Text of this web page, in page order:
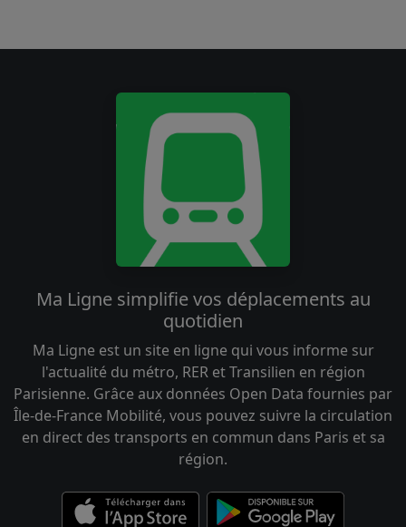
Ma Ligne simplifie vos déplacements au
quotidien
Ma Ligne est un site en ligne qui vous informe sur
l'actualité du métro, RER et Transilien en région
Parisienne. Grâce aux données Open Data fournies par
Île-de-France Mobilité, vous pouvez suivre la circulation
en direct des transports en commun dans Paris et sa
région.